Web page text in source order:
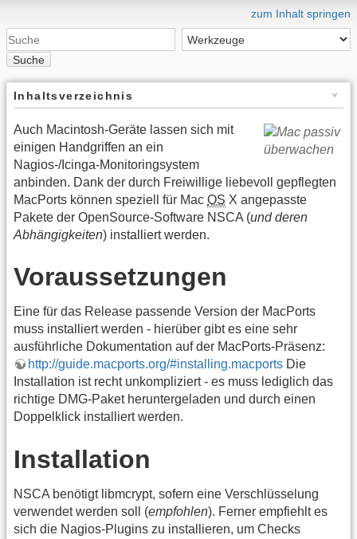
zum Inhalt springen
Suche
Inhaltsverzeichnis
Auch Macintosh-Geräte lassen sich mit
einigen Handgriffen an ein
Nagios-/Icinga-Monitoringsystem
anbinden. Dank der durch Freiwillige liebevoll gepflegten
MacPorts können speziell für Mac OS X angepasste
Pakete der OpenSource-Software NSCA (und deren
Abhängigkeiten) installiert werden.
Voraussetzungen
Eine für das Release passende Version der MacPorts
muss installiert werden - hierüber gibt es eine sehr
ausführliche Dokumentation auf der MacPorts-Präsenz:
http://guide.macports.org/#installing.macports Die
Installation ist recht unkompliziert - es muss lediglich das
richtige DMG-Paket heruntergeladen und durch einen
Doppelklick installiert werden.
Installation
NSCA benötigt libmcrypt, sofern eine Verschlüsselung
verwendet werden soll (empfohlen). Ferner empfiehlt es
sich die Nagios-Plugins zu installieren, um Checks